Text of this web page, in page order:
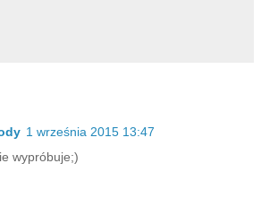
1 września 2015 13:47
wypróbuje;)